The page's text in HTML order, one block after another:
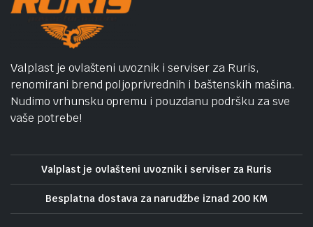
Valplast je ovlašteni uvoznik i serviser za Ruris,
renomirani brend poljoprivrednih i baštenskih mašina.
Nudimo vrhunsku opremu i pouzdanu podršku za sve
vaše potrebe!
Valplast je ovlašteni uvoznik i serviser za Ruris
Besplatna dostava za narudžbe iznad 200 KM